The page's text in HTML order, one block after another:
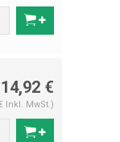
14,92 €
Inkl. MwSt.)